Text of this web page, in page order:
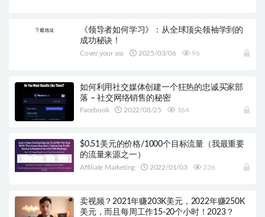
《领导者如何学习》：从全球顶尖领袖学到的
成功秘诀！
Cover your ass 2025/03/06 96
如何利用社交媒体创建一个狂热的忠诚买家部
落 – 社交网络销售的秘密
Facebook 2022/08/25 164
$0.51美元的价格/1000个目标流量（我最重要
的流量来源之一）
Affiliate Marketing 2022/01/03 236
卖视频？2021年赚203K美元，2022年赚250K
美元，而且每周工作15-20个小时！2023？